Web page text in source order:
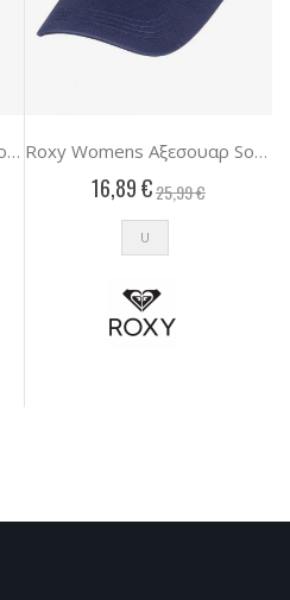
Roxy Womens Αξεσουαρ Your First Trip Roxy Womens Αξεσουαρ Soulrocker
16,89 €25,99 €
U